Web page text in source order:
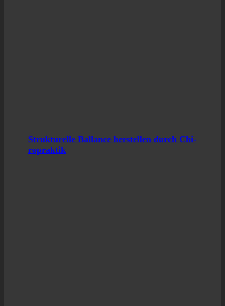
Struk­tu­rel­le Ballan­ce her­stel­len durch Chi­
ro­prak­tik